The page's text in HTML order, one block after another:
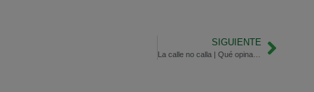
SIGUIENTE
La calle no calla | Qué opinan los aficionados de la compra del C.D. Leganés